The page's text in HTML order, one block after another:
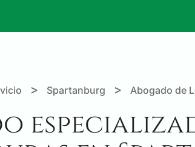
> Spartanburg > Abogado de